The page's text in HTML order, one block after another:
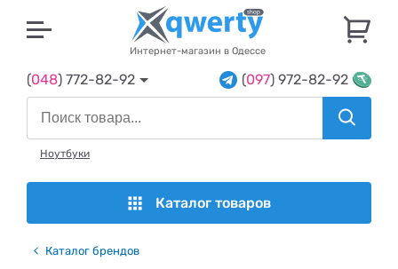
Интернет-магазин в Одессе
(048) 772-82-92 (097) 972-82-92
Ноутбуки
Каталог товаров
Каталог брендов